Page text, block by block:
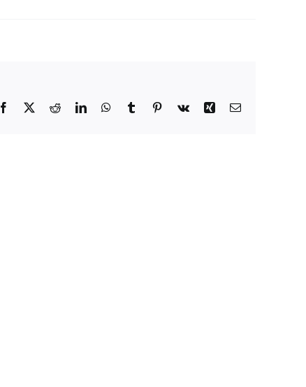
Facebook Reddit LinkedInWhatsApp
TumblrPinterest
Vk Xing